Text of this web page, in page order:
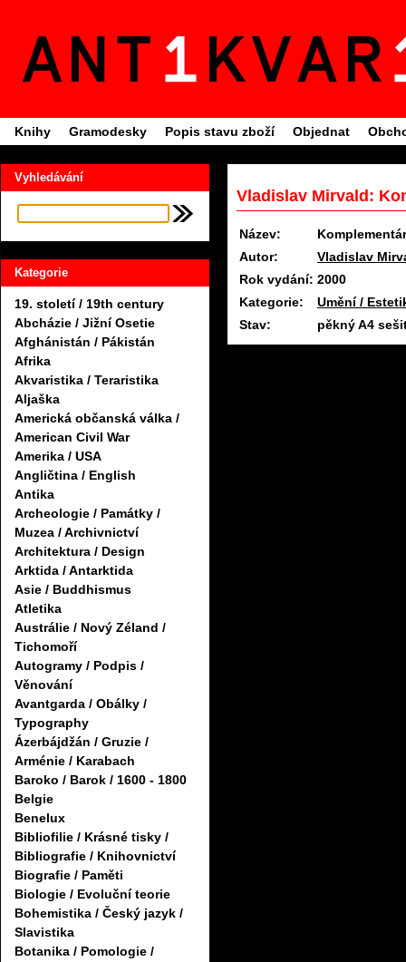
Knihy Gramodesky Popis stavu zboží Objednat
Vyhledávání
Kategorie
19. století / 19th century
Abcházie / Jižní Osetie
Afghánistán / Pákistán
Afrika
Akvaristika / Teraristika
Aljaška
Americká občanská válka /
American Civil War
Amerika / USA
Angličtina / English
Antika
Archeologie / Památky /
Muzea / Archivnictví
Architektura / Design
Arktida / Antarktida
Asie / Buddhismus
Atletika
Austrálie / Nový Zéland /
Tichomoří
Autogramy / Podpis /
Věnování
Avantgarda / Obálky /
Typography
Ázerbájdžán / Gruzie /
Arménie / Karabach
Baroko / Barok / 1600 - 1800
Belgie
Benelux
Bibliofilie / Krásné tisky /
Bibliografie / Knihovnictví
Biografie / Paměti
Biologie / Evoluční teorie
Bohemistika / Český jazyk /
Slavistika
Botanika / Pomologie /
Vladislav Mirvald:
Název:
Autor:
Vladislav
Rok vydání: 2000
Kategorie:
Umění /
Stav:
pěkný A4